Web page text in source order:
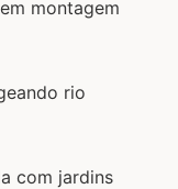
montagem
rio
com jardins